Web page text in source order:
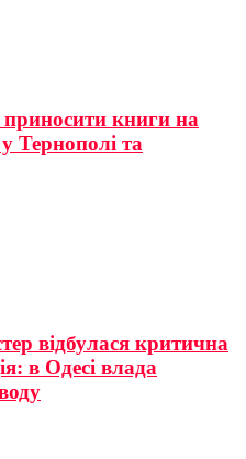
книги на
Тернополі та
відбулася критична
в Одесі влада